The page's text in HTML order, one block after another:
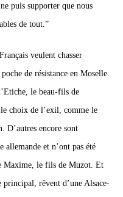
puis supporter que nous
de tout.”
veulent chasser
de résistance en Moselle.
le beau-fils de
choix de l’exil, comme le
D’autres encore sont
allemande et n’ont pas été
Maxime, le fils de Muzot. Et
rêvent d’une Alsace-